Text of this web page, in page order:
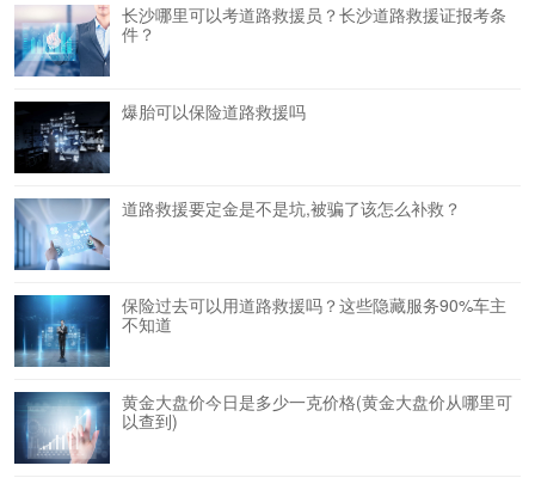
长沙哪里可以考道路救援员？长沙道路救援证报考条
件？
爆胎可以保险道路救援吗
道路救援要定金是不是坑,被骗了该怎么补救？
保险过去可以用道路救援吗？这些隐藏服务90%车主
不知道
黄金大盘价今日是多少一克价格(黄金大盘价从哪里可
以查到)